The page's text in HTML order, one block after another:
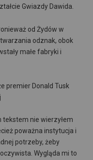
Gwiazdy Dawida.
od Żydów w
odznak, obok
małe fabryki i
premier Donald Tusk
tekstem nie wierzyłem
poważna instytucja i
potrzeby, żeby
Wygląda mi to